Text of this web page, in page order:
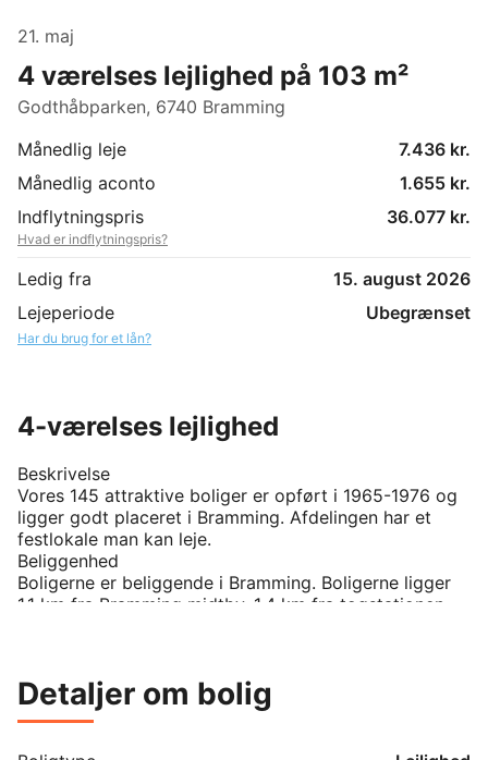
21. maj
4 værelses lejlighed på 103 m²
Godthåbparken, 6740 Bramming
Månedlig leje
7.436 kr.
Månedlig aconto
1.655 kr.
Indflytningspris
36.077 kr.
Hvad er indflytningspris?
Ledig fra
15. august 2026
Lejeperiode
Ubegrænset
Har du brug for et lån?
4-værelses lejlighed
Beskrivelse
Vores 145 attraktive boliger er opført i 1965-1976 og
ligger godt placeret i Bramming. Afdelingen har et
festlokale man kan leje.
Beliggenhed
Boligerne er beliggende i Bramming. Boligerne ligger
1,1 km fra Bramming midtby, 1,4 km fra togstationen
stort fællesområde og legeplads. De fleste boliger i
stueetagen har terrasse med egen have, mens de
Detaljer om bolig